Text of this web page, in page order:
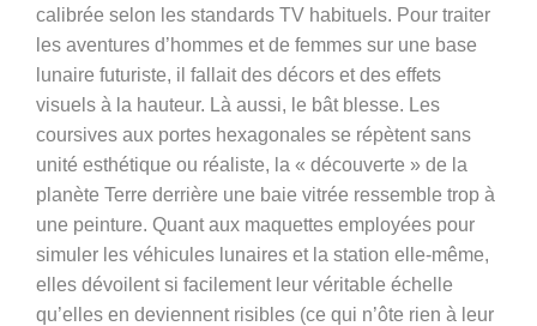
calibrée selon les standards TV habituels. Pour traiter
les aventures d’hommes et de femmes sur une base
lunaire futuriste, il fallait des décors et des effets
visuels à la hauteur. Là aussi, le bât blesse. Les
coursives aux portes hexagonales se répètent sans
unité esthétique ou réaliste, la « découverte » de la
planète Terre derrière une baie vitrée ressemble trop à
une peinture. Quant aux maquettes employées pour
simuler les véhicules lunaires et la station elle-même,
elles dévoilent si facilement leur véritable échelle
qu’elles en deviennent risibles (ce qui n’ôte rien à leur